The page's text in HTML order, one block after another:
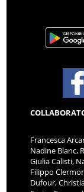
Francesca
Nadine Blanc,
Giulia Calisti,
Filippo
Dufour,